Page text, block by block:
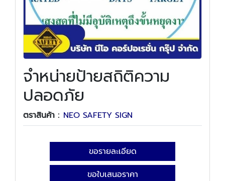
จำหน่ายป้ายสถิติความ
ปลอดภัย
ตราสินค้า : NEO SAFETY SIGN
ขอรายละเอียด
ขอใบเสนอราคา